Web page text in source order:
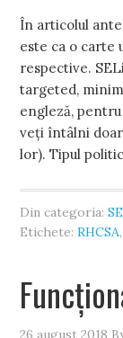
În articolul
este ca o carte
respective.
targeted,
engleză,
veți întâlni
lor). Tipul
Din categoria:
Etichete:RHCSA
26 august 2018